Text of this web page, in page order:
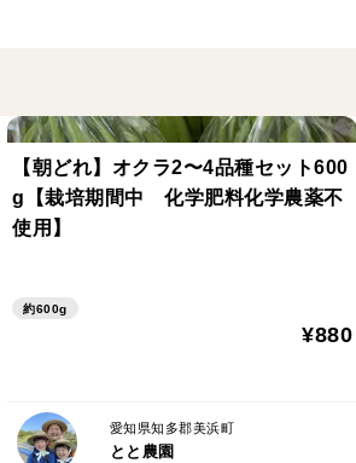
写真1枚目
重量にダン
【朝どれ】オクラ2〜4品種セット600
g【栽培期間中 化学肥料化学農薬不
使用】
約600g
¥880
愛知県知多郡美浜町
とと農園